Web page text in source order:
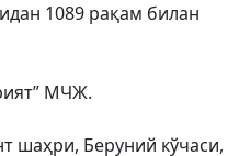
1089 рақам билан
МЧЖ.
шаҳри, Беруний кўчаси,